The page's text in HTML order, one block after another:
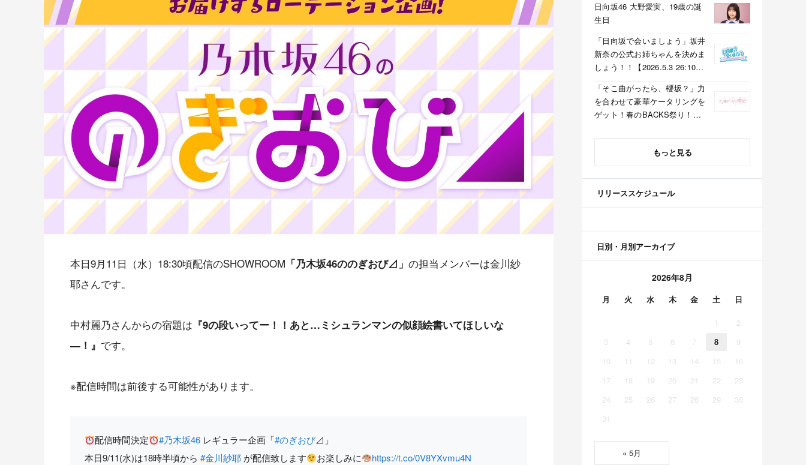
本日9月11日（水）18:30頃配信のSHOWROOM 「乃木坂46ののぎおび⊿」 の担当メンバーは金川紗
耶さんです。
中村麗乃さんからの宿題は 『9の段いってー！！あと…ミシュランマンの似顔絵書いてほしいな
―！』 です。
※配信時間は前後する可能性があります。
配信時間決定 #乃木坂46 レギュラー企画「#のぎおび⊿」
本日9/11(水)は18時半頃から #金川紗耶 が配信致します お楽しみに
https://t.co/0V8YXvmu4N
日向坂46 大野愛実、19歳の誕
生日
「日向坂で会いましょう」坂井
新奈の公式お姉ちゃんを決めま
しょう！！【2026.5.3 26:10〜
「そこ曲がったら、櫻坂？」力
を合わせて豪華ケータリングを
ゲット！春のBACKS祭り！
京】
もっと見る
リリーススケジュール
日別・月別アーカイブ
2026年8月
月 火 水 木 金 土 日
1
2
3
4 5 6 7 8
9
10
11 12 13 14 15
16
17
18 19 20 21 22
23
24
25 26 27 28 29
30
31
« 5月